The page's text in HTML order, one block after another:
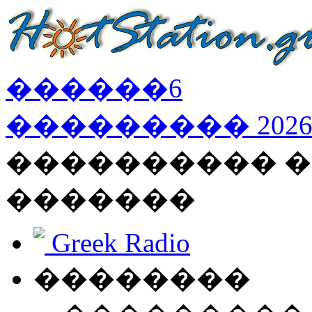
������6
��������� 2026
����������
�������
Greek Radio
��������